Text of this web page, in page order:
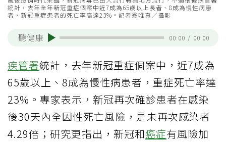
統計，去年全年新冠重症個案中近7成為65歲以上長者、8成為慢性病患
者，新冠重症患者的死亡率高達23%。記者翁唯真／攝影
聽健康 00:00 / 00:00
疾管署統計，去年新冠重症個案中，近7成為
65歲以上、8成為慢性病患者，重症死亡率達
23%。專家表示，新冠再次確診患者在感染
後30天內全因性死亡風險，是未再次感染者
4.29倍；研究更指出，新冠和癌症有風險加